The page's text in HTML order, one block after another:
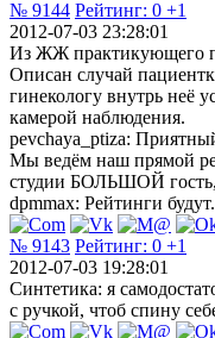
№ 9144 Рейтинг: 0 +1
2012-07-03 23:28:01
Из ЖЖ практикующего
Описан случай
гинекологу внутрь неё
камерой наблюдения.
pevchaya_ptiza:
Мы ведём наш прямой
студии БОЛЬШОЙ гость,
dpmmax: Рейтинги
№ 9143 Рейтинг: 0 +1
2012-07-03 19:28:01
Синтетика: я
с ручкой, чтоб спину